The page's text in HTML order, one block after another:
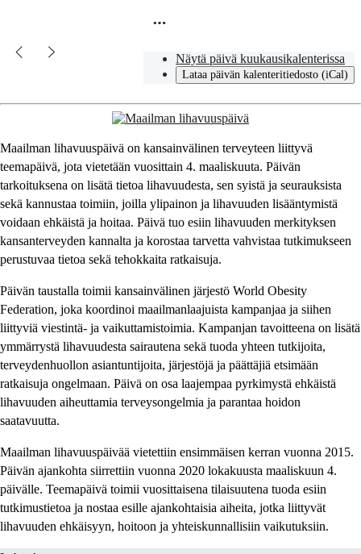
Näytä päivä kuukausikalenterissa
Lataa päivän kalenteritiedosto (iCal)
Maailman lihavuuspäivä on kansainvälinen terveyteen liittyvä
teemapäivä, jota vietetään vuosittain 4. maaliskuuta. Päivän
tarkoituksena on lisätä tietoa lihavuudesta, sen syistä ja seurauksista
sekä kannustaa toimiin, joilla ylipainon ja lihavuuden lisääntymistä
voidaan ehkäistä ja hoitaa. Päivä tuo esiin lihavuuden merkityksen
kansanterveyden kannalta ja korostaa tarvetta vahvistaa tutkimukseen
perustuvaa tietoa sekä tehokkaita ratkaisuja.
Päivän taustalla toimii kansainvälinen järjestö World Obesity
Federation, joka koordinoi maailmanlaajuista kampanjaa ja siihen
liittyviä viestintä- ja vaikuttamistoimia. Kampanjan tavoitteena on lisätä
ymmärrystä lihavuudesta sairautena sekä tuoda yhteen tutkijoita,
terveydenhuollon asiantuntijoita, järjestöjä ja päättäjiä etsimään
ratkaisuja ongelmaan. Päivä on osa laajempaa pyrkimystä ehkäistä
lihavuuden aiheuttamia terveysongelmia ja parantaa hoidon
saatavuutta.
Maailman lihavuuspäivää vietettiin ensimmäisen kerran vuonna 2015.
Päivän ajankohta siirrettiin vuonna 2020 lokakuusta maaliskuun 4.
päivälle. Teemapäivä toimii vuosittaisena tilaisuutena tuoda esiin
tutkimustietoa ja nostaa esille ajankohtaisia aiheita, jotka liittyvät
lihavuuden ehkäisyyn, hoitoon ja yhteiskunnallisiin vaikutuksiin.